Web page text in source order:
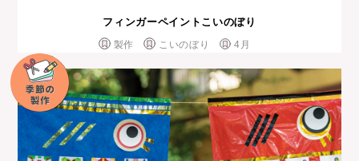
フィンガーペイントこいのぼり
製作 こいのぼり 4月